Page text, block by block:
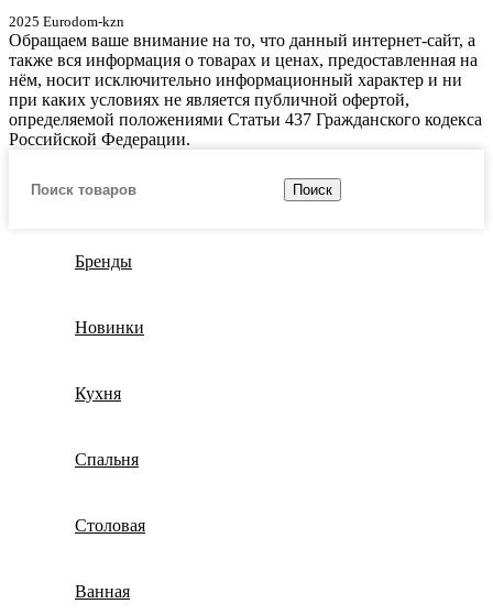
2025 Eurodom-kzn
Обращаем ваше внимание на то, что данный интернет-сайт, а
также вся информация о товарах и ценах, предоставленная на
нём, носит исключительно информационный характер и ни
при каких условиях не является публичной офертой,
определяемой положениями Статьи 437 Гражданского кодекса
Российской Федерации.
Поиск
Бренды
Новинки
Кухня
Спальня
Столовая
Ванная